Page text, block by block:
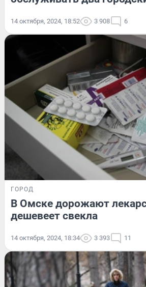
14 октября, 2024, 18:52 3 908 6
ГОРОД
В Омске дорожают
дешевеет свекла
14 октября, 2024, 18:34 3 393 11